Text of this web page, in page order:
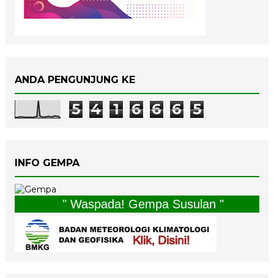
ANDA PENGUNJUNG KE
5 4 1 6 6 6 5
INFO GEMPA
" Waspada! Gempa Susulan "